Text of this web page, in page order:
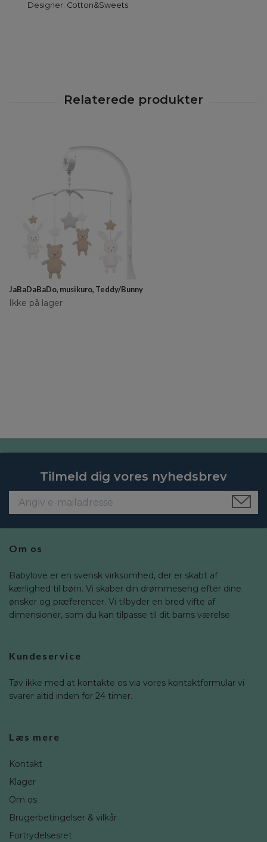
Designer: Cotton&Sweets
JaBaDaBaDo, musikuro, Teddy/Bunny
Ikke på lager
Tilmeld dig vores nyhedsbrev
Om os
Babylove er en svensk virksomhed, der er skabt af
kærlighed til børn. Vi skaber din drømmeseng efter dine
ønsker og præferencer. Vi tilbyder en bred vifte af
dimensioner, som du kan tilpasse til dit barns værelse.
Kundeservice
Tøv ikke med at kontakte os via vores kontaktformular vi
svarer altid inden for 24 timer.
Læs mere
Kontakt
Klager
Om os
Brugerbetingelser & vilkår
Fortrydelsesret